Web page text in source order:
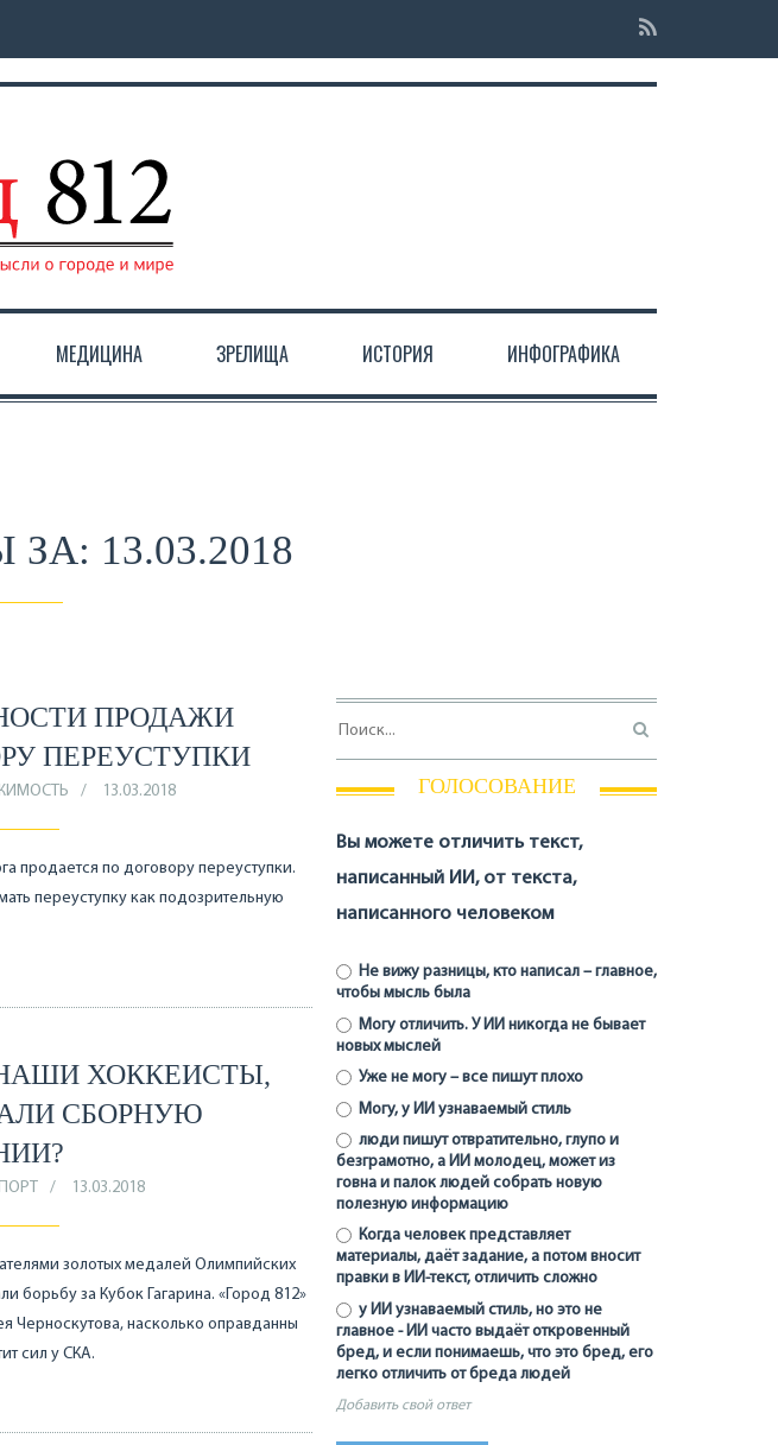
МЕДИЦИНА ЗРЕЛИЩА ИСТОРИЯ ИНФОГРАФИКА
13.03.2018
ПРОДАЖИ
ПЕРЕУСТУПКИ
13.03.2018
продается по договору переуступки.
переуступку как подозрительную
ХОККЕИСТЫ,
СБОРНУЮ
13.03.2018
золотых медалей Олимпийских
борьбу за Кубок Гагарина. «Город 812»
Черноскутова, насколько оправданны
сил у СКА.
ГОЛОСОВАНИЕ
Вы можете отличить текст,
написанный ИИ, от текста,
написанного человеком
Не вижу разницы, кто написал – главное,
чтобы мысль была
Могу отличить. У ИИ никогда не бывает
новых мыслей
Уже не могу – все пишут плохо
Могу, у ИИ узнаваемый стиль
люди пишут отвратительно, глупо и
безграмотно, а ИИ молодец, может из
говна и палок людей собрать новую
полезную информацию
Когда человек представляет
материалы, даёт задание, а потом вносит
правки в ИИ-текст, отличить сложно
у ИИ узнаваемый стиль, но это не
главное - ИИ часто выдаёт откровенный
бред, и если понимаешь, что это бред, его
легко отличить от бреда людей
Добавить свой ответ